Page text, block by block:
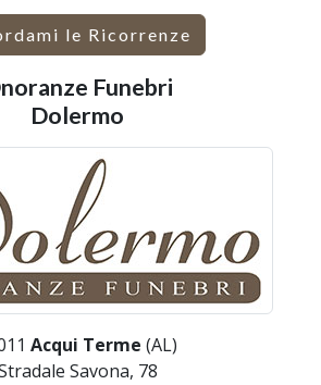
le Ricorrenze
Funebri
Dolermo
Acqui Terme (AL)
Savona, 78